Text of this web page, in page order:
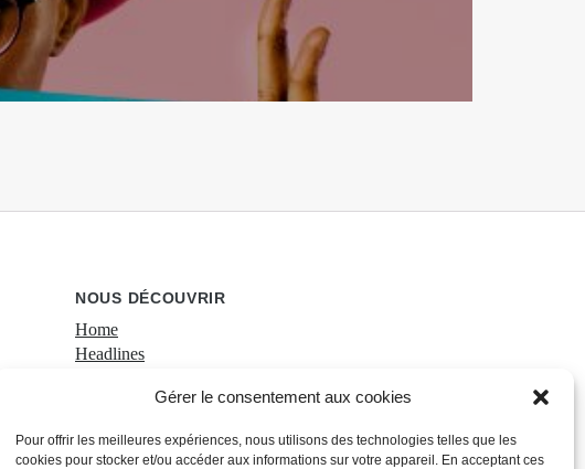
Gérer le consentement aux cookies
Pour offrir les meilleures expériences, nous utilisons des technologies telles que les
cookies pour stocker et/ou accéder aux informations sur votre appareil. En acceptant ces
NOUS DÉCOUVRIR
Home
Headlines
Contact